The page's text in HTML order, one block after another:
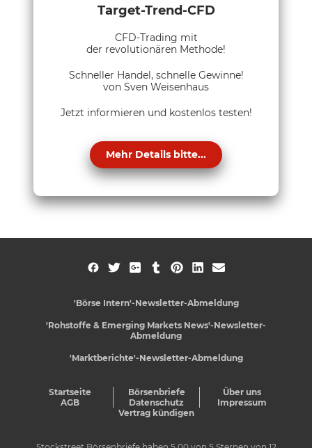
Target-Trend-CFD
CFD-Trading mit
der revolutionären Methode!
Schneller Handel, schnelle Gewinne!
von Sven Weisenhaus
Jetzt informieren und kostenlos testen!
Mehr Details bitte...
'Börse Intern'-Newsletter-Abmeldung
'Rohstoffe & Emerging Markets News'-Newsletter-
Abmeldung
'Marktberichte'-Newsletter-Abmeldung
Startseite Börsenbriefe
Über uns
AGB
Datenschutz
Impressum
Vertrag kündigen